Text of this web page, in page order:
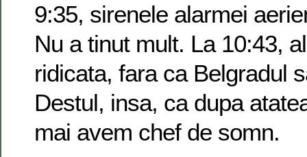
9:35, sirenele alarmei
Nu a tinut mult. La 10:43,
ridicata, fara ca Belgradul
Destul, insa, ca dupa
mai avem chef de somn.